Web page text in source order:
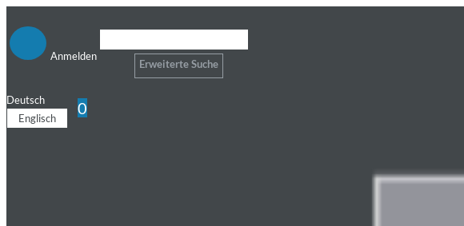
Anmelden
Erweiterte Suche
Deutsch
Englisch
0